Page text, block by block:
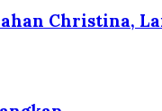
Christina,